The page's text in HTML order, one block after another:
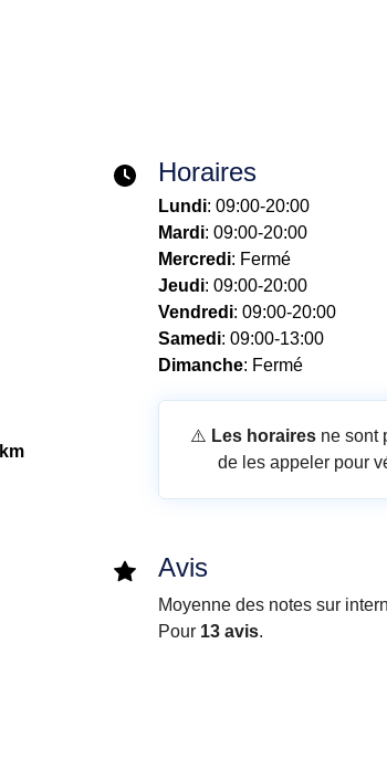
Horaires
Lundi: 09:00-20:00
Mardi: 09:00-20:00
Mercredi: Fermé
Jeudi: 09:00-20:00
Vendredi: 09:00-20:00
Samedi: 09:00-13:00
Dimanche: Fermé
⚠️ Les horairesne sont
de les appeler pour
Avis
Moyenne des notes sur
Pour 13 avis.